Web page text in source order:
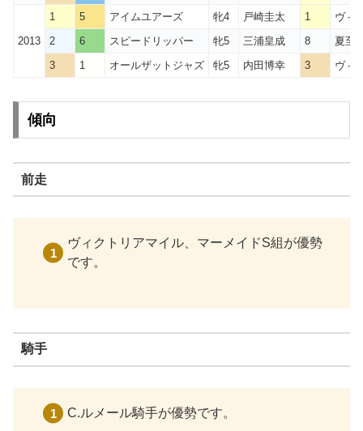
2013
1 5 アイムユアーズ 牝4 戸崎圭太 1
ヴィ
2
6 スピードリッパー 牝5 三浦皇成 8
夏至
3
1 オールザットジャズ 牝5 内田博幸 3 ヴィ
傾向
前走
ヴィクトリアマイル、マーメイドS組が優勢
です。
騎手
C.ルメール騎手が優勢です。